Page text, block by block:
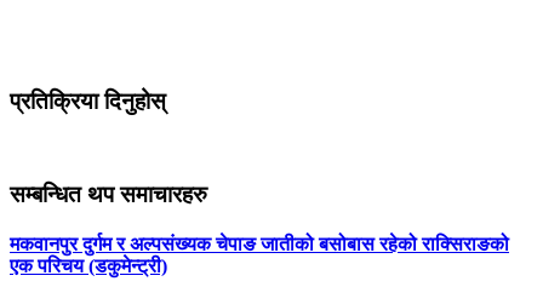
प्रतिक्रिया दिनुहोस्
सम्बन्धित थप समाचारहरु
मकवानपुर दुर्गम र अल्पसंख्यक चेपाङ जातीको बसोबास रहेको राक्सिराङको
एक परिचय (डकुमेन्ट्री)